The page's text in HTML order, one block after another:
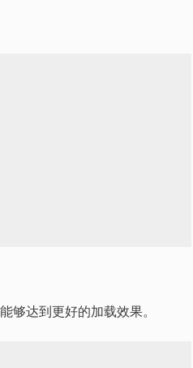
够达到更好的加载效果。